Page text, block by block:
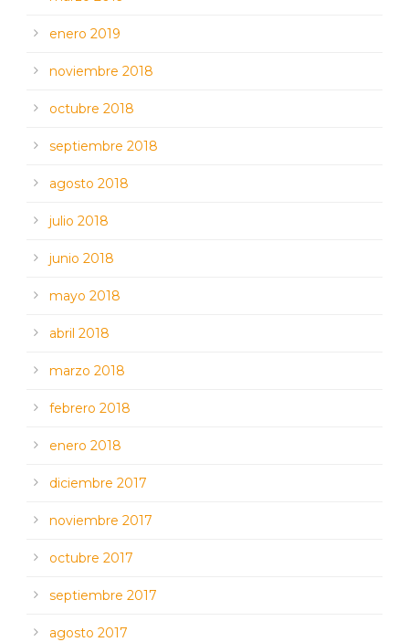
enero 2019
noviembre 2018
octubre 2018
septiembre 2018
agosto 2018
julio 2018
junio 2018
mayo 2018
abril 2018
marzo 2018
febrero 2018
enero 2018
diciembre 2017
noviembre 2017
octubre 2017
septiembre 2017
agosto 2017